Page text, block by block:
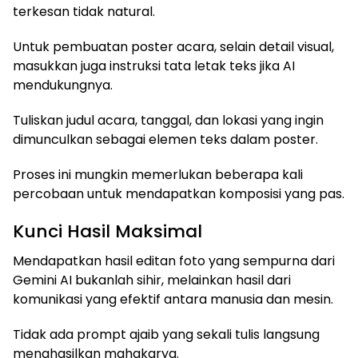
terkesan tidak natural.
Untuk pembuatan poster acara, selain detail visual,
masukkan juga instruksi tata letak teks jika AI
mendukungnya.
Tuliskan judul acara, tanggal, dan lokasi yang ingin
dimunculkan sebagai elemen teks dalam poster.
Proses ini mungkin memerlukan beberapa kali
percobaan untuk mendapatkan komposisi yang pas.
Kunci Hasil Maksimal
Mendapatkan hasil editan foto yang sempurna dari
Gemini AI bukanlah sihir, melainkan hasil dari
komunikasi yang efektif antara manusia dan mesin.
Tidak ada prompt ajaib yang sekali tulis langsung
menghasilkan mahakarya.